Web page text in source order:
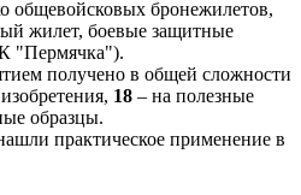
общевойсковых бронежилетов,
жилет, боевые защитные
"Пермячка").
получено в общей сложности
18 – на полезные
образцы.
практическое применение в